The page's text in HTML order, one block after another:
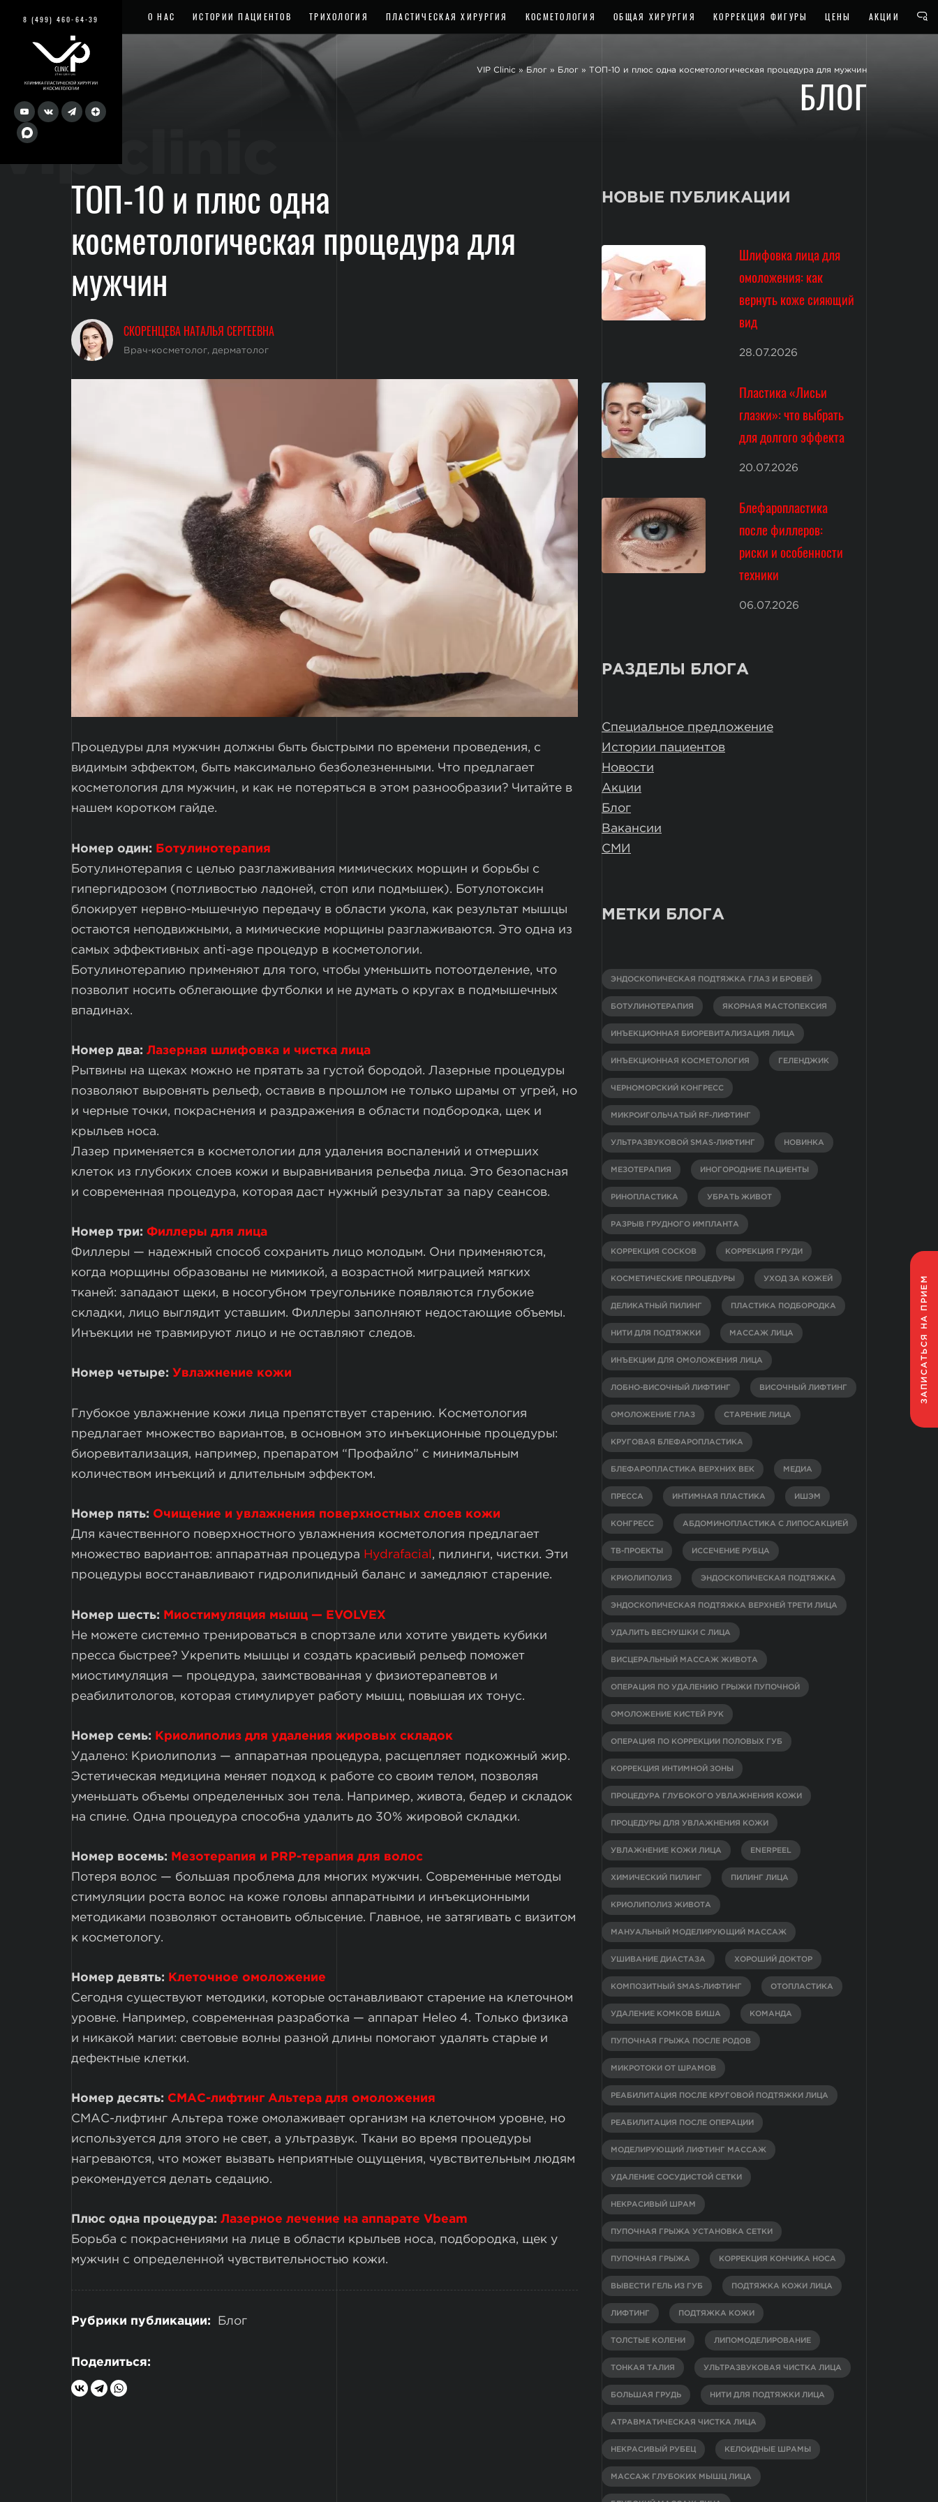
8 (499) 460-64-39
vip clinic
О НАС ИСТОРИИ ПАЦИЕНТОВ ТРИХОЛОГИЯ ПЛАСТИЧЕСКАЯ ХИРУРГИЯ КОСМЕТОЛОГИЯ ОБЩАЯ ХИРУРГИЯ КОРРЕКЦИЯ ФИГУРЫ ЦЕНЫ АКЦИИ
ЗАПИСАТЬСЯ
НА ПРИЕМ
VIP Clinic »Блог » Блог » ТОП-10 и плюс одна косметологическая процедура для мужчин
БЛОГ
ТОП-10 и плюс одна
косметологическая процедура для
мужчин
СКОРЕНЦЕВА НАТАЛЬЯ СЕРГЕЕВНА
Врач-косметолог, дерматолог
Процедуры для мужчин должны быть быстрыми по времени проведения, с
видимым эффектом, быть максимально безболезненными. Что предлагает
косметология для мужчин, и как не потеряться в этом разнообразии? Читайте в
нашем коротком гайде.
Номер один:
Ботулинотерапия
Ботулинотерапия с целью разглаживания мимических морщин и борьбы с
гипергидрозом (потливостью ладоней, стоп или подмышек). Ботулотоксин
блокирует нервно-мышечную передачу в области укола, как результат мышцы
остаются неподвижными, а мимические морщины разглаживаются. Это одна из
самых эффективных anti-age процедур в косметологии.
Ботулинотерапию применяют для того, чтобы уменьшить потоотделение, что
позволит носить облегающие футболки и не думать о кругах в подмышечных
впадинах.
Номер два: Лазерная шлифовка и чистка лица
Рытвины на щеках можно не прятать за густой бородой. Лазерные процедуры
позволяют выровнять рельеф, оставив в прошлом не только шрамы от угрей, но
и черные точки, покраснения и раздражения в области подбородка, щек и
крыльев носа.
Лазер применяется в косметологии для удаления воспалений и отмерших
клеток из глубоких слоев кожи и выравнивания рельефа лица. Это безопасная
и современная процедура, которая даст нужный результат за пару сеансов.
Номер три: Филлеры для лица
Филлеры — надежный способ сохранить лицо молодым. Они применяются,
когда морщины образованы не мимикой, а возрастной миграцией мягких
тканей: западают щеки, в носогубном треугольнике появляются глубокие
складки, лицо выглядит уставшим. Филлеры заполняют недостающие объемы.
Инъекции не травмируют лицо и не оставляют следов.
Номер четыре: Увлажнение кожи
Глубокое увлажнение кожи лица препятствует старению. Косметология
предлагает множество вариантов, в основном это инъекционные процедуры:
биоревитализация, например, препаратом “Профайло” с минимальным
количеством инъекций и длительным эффектом.
Номер пять: Очищение и увлажнения поверхностных слоев кожи
Для качественного поверхностного увлажнения косметология предлагает
множество вариантов: аппаратная процедура Hydrafacial , пилинги, чистки. Эти
процедуры восстанавливают гидролипидный баланс и замедляют старение.
Номер шесть:
Миостимуляция мышц — EVOLVEX
Не можете системно тренироваться в спортзале или хотите увидеть кубики
пресса быстрее? Укрепить мышцы и создать красивый рельеф поможет
миостимуляция — процедура, заимствованная у физиотерапевтов и
реабилитологов, которая стимулирует работу мышц, повышая их тонус.
Номер семь:
Криолиполиз для удаления жировых складок
Удалено: Криолиполиз — аппаратная процедура, расщепляет подкожный жир.
Эстетическая медицина меняет подход к работе со своим телом, позволяя
уменьшать объемы определенных зон тела. Например, живота, бедер и складок
на спине. Одна процедура способна удалить до 30% жировой складки.
Номер восемь:
Мезотерапия и PRP-терапия для волос
Потеря волос — большая проблема для многих мужчин. Современные методы
стимуляции роста волос на коже головы аппаратными и инъекционными
методиками позволяют остановить облысение. Главное, не затягивать с визитом
к косметологу.
Номер девять:
Клеточное омоложение
Сегодня существуют методики, которые останавливают старение на клеточном
уровне. Например, современная разработка — аппарат Heleo 4. Только физика
и никакой магии: световые волны разной длины помогают удалять старые и
дефектные клетки.
Номер десять: СМАС-лифтинг Альтера для омоложения
СМАС-лифтинг Альтера тоже омолаживает организм на клеточном уровне, но
используется для этого не свет, а ультразвук. Ткани во время процедуры
нагреваются, что может вызвать неприятные ощущения, чувствительным людям
рекомендуется делать седацию.
Плюс одна процедура: Лазерное лечение на аппарате Vbeаm
Борьба с покраснениями на лице в области крыльев носа, подбородка, щек у
мужчин с определенной чувствительностью кожи.
Рубрики публикации: Блог
Поделиться:
НОВЫЕ ПУБЛИКАЦИИ
Шлифовка лица для
омоложения: как
вернуть коже сияющий
вид
28.07.2026
Пластика «Лисьи
глазки»: что выбрать
для долгого эффекта
20.07.2026
Блефаропластика
после филлеров:
риски и особенности
техники
06.07.2026
РАЗДЕЛЫ БЛОГА
Специальное предложение
Истории пациентов
Новости
Акции
Блог
Вакансии
СМИ
МЕТКИ БЛОГА
ЭНДОСКОПИЧЕСКАЯ ПОДТЯЖКА ГЛАЗ И БРОВЕЙ
БОТУЛИНОТЕРАПИЯ ЯКОРНАЯ МАСТОПЕКСИЯ
ИНЪЕКЦИОННАЯ БИОРЕВИТАЛИЗАЦИЯ ЛИЦА
ИНЪЕКЦИОННАЯ КОСМЕТОЛОГИЯ ГЕЛЕНДЖИК
ЧЕРНОМОРСКИЙ КОНГРЕСС
МИКРОИГОЛЬЧАТЫЙ RF-ЛИФТИНГ
УЛЬТРАЗВУКОВОЙ SMAS-ЛИФТИНГ НОВИНКА
МЕЗОТЕРАПИЯ ИНОГОРОДНИЕ ПАЦИЕНТЫ
РИНОПЛАСТИКА УБРАТЬ ЖИВОТ
РАЗРЫВ ГРУДНОГО ИМПЛАНТА
КОРРЕКЦИЯ СОСКОВ КОРРЕКЦИЯ ГРУДИ
КОСМЕТИЧЕСКИЕ ПРОЦЕДУРЫ УХОД ЗА КОЖЕЙ
ДЕЛИКАТНЫЙ ПИЛИНГ ПЛАСТИКА ПОДБОРОДКА
НИТИ ДЛЯ ПОДТЯЖКИ МАССАЖ ЛИЦА
ИНЪЕКЦИИ ДЛЯ ОМОЛОЖЕНИЯ ЛИЦА
ЛОБНО-ВИСОЧНЫЙ ЛИФТИНГ ВИСОЧНЫЙ ЛИФТИНГ
ОМОЛОЖЕНИЕ ГЛАЗ СТАРЕНИЕ ЛИЦА
КРУГОВАЯ БЛЕФАРОПЛАСТИКА
БЛЕФАРОПЛАСТИКА ВЕРХНИХ ВЕК МЕДИА
ПРЕССА ИНТИМНАЯ ПЛАСТИКА ИШЭМ
КОНГРЕСС АБДОМИНОПЛАСТИКА С ЛИПОСАКЦИЕЙ
ТВ-ПРОЕКТЫ ИССЕЧЕНИЕ РУБЦА
КРИОЛИПОЛИЗ ЭНДОСКОПИЧЕСКАЯ ПОДТЯЖКА
ЭНДОСКОПИЧЕСКАЯ ПОДТЯЖКА ВЕРХНЕЙ ТРЕТИ ЛИЦА
УДАЛИТЬ ВЕСНУШКИ С ЛИЦА
ВИСЦЕРАЛЬНЫЙ МАССАЖ ЖИВОТА
ОПЕРАЦИЯ ПО УДАЛЕНИЮ ГРЫЖИ ПУПОЧНОЙ
ОМОЛОЖЕНИЕ КИСТЕЙ РУК
ОПЕРАЦИЯ ПО КОРРЕКЦИИ ПОЛОВЫХ ГУБ
КОРРЕКЦИЯ ИНТИМНОЙ ЗОНЫ
ПРОЦЕДУРА ГЛУБОКОГО УВЛАЖНЕНИЯ КОЖИ
ПРОЦЕДУРЫ ДЛЯ УВЛАЖНЕНИЯ КОЖИ
УВЛАЖНЕНИЕ КОЖИ ЛИЦА ENERPEEL
ХИМИЧЕСКИЙ ПИЛИНГ ПИЛИНГ ЛИЦА
КРИОЛИПОЛИЗ ЖИВОТА
МАНУАЛЬНЫЙ МОДЕЛИРУЮЩИЙ МАССАЖ
УШИВАНИЕ ДИАСТАЗА ХОРОШИЙ ДОКТОР
КОМПОЗИТНЫЙ SMAS-ЛИФТИНГ ОТОПЛАСТИКА
УДАЛЕНИЕ КОМКОВ БИША КОМАНДА
ПУПОЧНАЯ ГРЫЖА ПОСЛЕ РОДОВ
МИКРОТОКИ ОТ ШРАМОВ
РЕАБИЛИТАЦИЯ ПОСЛЕ КРУГОВОЙ ПОДТЯЖКИ ЛИЦА
РЕАБИЛИТАЦИЯ ПОСЛЕ ОПЕРАЦИИ
МОДЕЛИРУЮЩИЙ ЛИФТИНГ МАССАЖ
УДАЛЕНИЕ СОСУДИСТОЙ СЕТКИ
НЕКРАСИВЫЙ ШРАМ
ПУПОЧНАЯ ГРЫЖА УСТАНОВКА СЕТКИ
ПУПОЧНАЯ ГРЫЖА КОРРЕКЦИЯ КОНЧИКА НОСА
ВЫВЕСТИ ГЕЛЬ ИЗ ГУБ ПОДТЯЖКА КОЖИ ЛИЦА
ЛИФТИНГ ПОДТЯЖКА КОЖИ
ТОЛСТЫЕ КОЛЕНИ ЛИПОМОДЕЛИРОВАНИЕ
ТОНКАЯ ТАЛИЯ УЛЬТРАЗВУКОВАЯ ЧИСТКА ЛИЦА
БОЛЬШАЯ ГРУДЬ НИТИ ДЛЯ ПОДТЯЖКИ ЛИЦА
АТРАВМАТИЧЕСКАЯ ЧИСТКА ЛИЦА
НЕКРАСИВЫЙ РУБЕЦ КЕЛОИДНЫЕ ШРАМЫ
МАССАЖ ГЛУБОКИХ МЫШЦ ЛИЦА